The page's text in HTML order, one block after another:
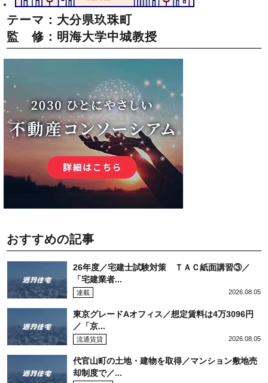
テーマ：大分県玖珠町
監 修：明海大学中城教授
おすすめの記事
26年度／宅建士試験対策 ＴＡＣ紙面講習③／
「宅建業者...
連載 2026.08.05
東京グレードAオフィス／想定賃料は4万3096円
／「京...
流通賃貸 2026.08.05
代官山町の土地・建物を取得／マンション敷地売
却制度で／...